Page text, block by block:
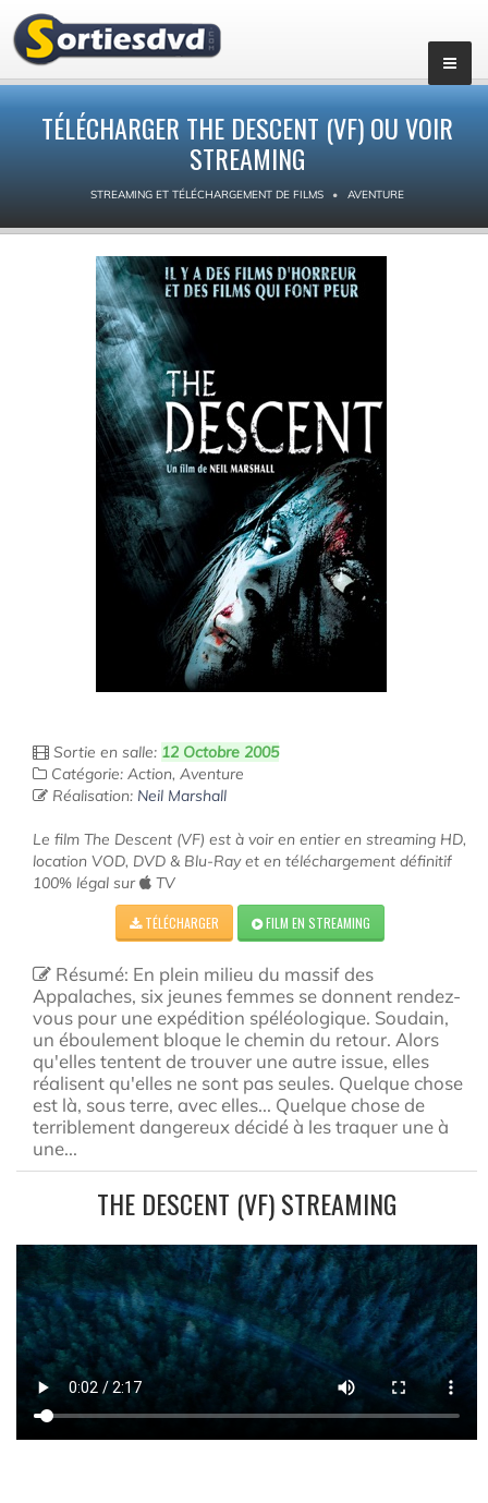
TÉLÉCHARGER THE DESCENT (VF) OU VOIR
STREAMING
STREAMING ET TÉLÉCHARGEMENT DE FILMS AVENTURE
Sortie en salle: 12 Octobre 2005
Catégorie: Action, Aventure
Réalisation: Neil Marshall
Le film The Descent (VF) est à voir en entier en streaming HD,
location VOD, DVD & Blu-Ray et en téléchargement définitif
100% légal sur
TV
TÉLÉCHARGER FILM EN STREAMING
Résumé: En plein milieu du massif des
Appalaches, six jeunes femmes se donnent rendez-
vous pour une expédition spéléologique. Soudain,
un éboulement bloque le chemin du retour. Alors
qu'elles tentent de trouver une autre issue, elles
réalisent qu'elles ne sont pas seules. Quelque chose
est là, sous terre, avec elles... Quelque chose de
terriblement dangereux décidé à les traquer une à
une...
THE DESCENT (VF) STREAMING